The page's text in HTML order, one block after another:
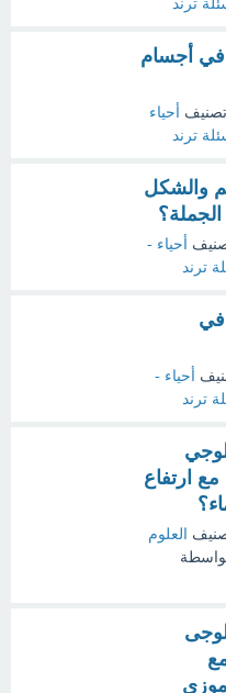
ترند
في أجسام
أحياء
ترند
والشكل
أحياء -
ترند
في
أحياء -
ترند
مع ارتفاع
العلوم